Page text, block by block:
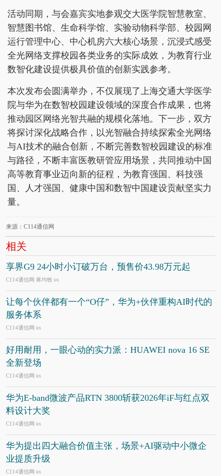
活动同期，与会嘉宾实地参观交大医学院智慧教室、
智慧图书馆、生命科学馆、实验动物科学部、校园网
运行管理中心、中心机房六大核心场景，沉浸式感受
全光网络支撑校园各类业务的实际成效，为教育行业
数智化建设提供极具价值的创新实践参考。
本次发布会圆满举办，不仅展现了上海交通大学医学
院与华为在数智校园建设领域的深度合作成果，也将
推动园区网络光智共融的规模化落地。下一步，双方
将探讨深化战略合作，以光智融合持续探索全光网络
与AI技术的融合创新，不断完善数智校园建设的标准
与路径，不断丰富医教研管应用场景，共同推动中国
高等教育事业迈向新的征程，为教育强国、科技强
国、人才强国、健康中国和数智中国建设贡献坚实力
量。
来源：C114通信网
相关
享界G9 24小时小订破万台，预售价43.98万元起
C114通信网 蒋均牧 8/6
让每个伙伴都有一个“O仔”，华为+伙伴重构AI时代的
服务体系
C114通信网 8/6
好用耐用，一眼心动的实力派：HUAWEI nova 16 SE
全新登场
C114通信网 8/6
华为E-band微波产品RTN 3800斩获2026年iF与红点双
料设计大奖
C114通信网 8/6
华为提出四大融合价值主张，场景+AI驱动中小微企
业提质升级
C114通信网 8/6